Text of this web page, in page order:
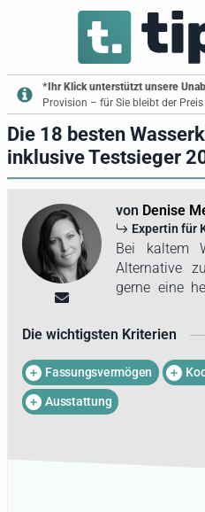
*Ihr Klick unterstützt unsere
Provision – für Sie bleibt der
Die 18 besten
inklusive Testsieger
von Denise
Expertin für
Bei kaltem
Alternative
gerne eine
Haushalt
wichtiger ist
Handel
das
Ergebnis
Die wichtigsten Kriterien
Fassungsvermögen
Ausstattung